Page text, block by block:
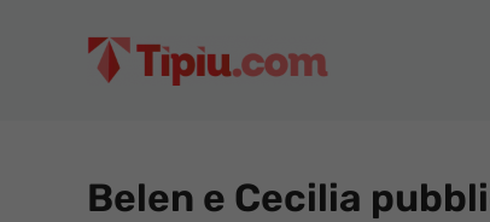
Belen e Cecilia